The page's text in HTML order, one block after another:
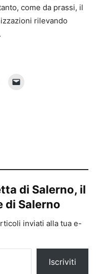
come da prassi, il
rilevando
di Salerno, il
di Salerno
inviati alla tua e-
Iscriviti